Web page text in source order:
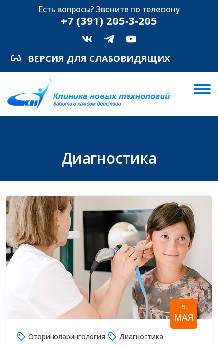
Есть вопросы? Звоните по телефону
+7 (391) 205‑3‑205
ВЕРСИЯ ДЛЯ СЛАБОВИДЯЩИХ
Диагностика
5
МАЯ
Оториноларингология Диагностика